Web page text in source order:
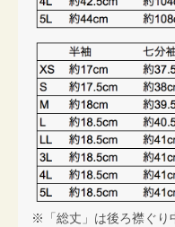
※「総丈」は後ろ襟ぐり